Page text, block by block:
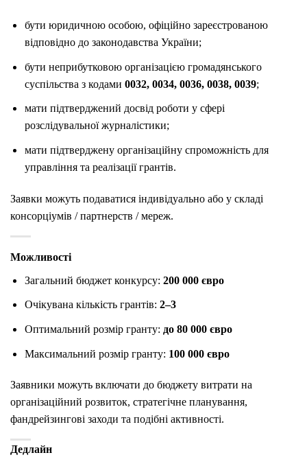
бути юридичною особою, офіційно зареєстрованою
відповідно до законодавства України;
бути неприбутковою організацією громадянського
суспільства з кодами 0032, 0034, 0036, 0038, 0039;
мати підтверджений досвід роботи у сфері
розслідувальної журналістики;
мати підтверджену організаційну спроможність для
управління та реалізації грантів.
Заявки можуть подаватися індивідуально або у складі
консорціумів / партнерств / мереж.
Можливості
Загальний бюджет конкурсу: 200 000 євро
Очікувана кількість грантів: 2–3
Оптимальний розмір гранту: до 80 000 євро
Максимальний розмір гранту: 100 000 євро
Заявники можуть включати до бюджету витрати на
організаційний розвиток, стратегічне планування,
фандрейзингові заходи та подібні активності.
Дедлайн